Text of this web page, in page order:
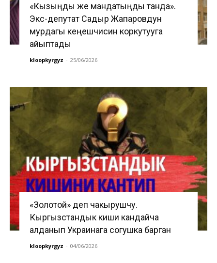
«Кызыңды же мандатыңды танда».
Экс-депутат Садыр Жапаровдун
мурдагы кеңешчисин коркутууга
айыптады
kloopkyrgyz - 25/06/2026
«Золотой» деп чакырушчу.
Кыргызстандык киши кандайча
алданып Украинага согушка барган
kloopkyrgyz - 04/06/2026